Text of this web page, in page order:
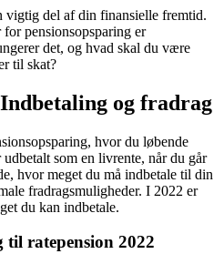
vigtig del af din finansielle fremtid.
pensionsopsparing er
det, og hvad skal du være
til skat?
og fradrag
hvor du løbende
som en livrente, når du går
hvor meget du må indbetale til din
fradragsmuligheder. I 2022 er
du kan indbetale.
ratepension 2022